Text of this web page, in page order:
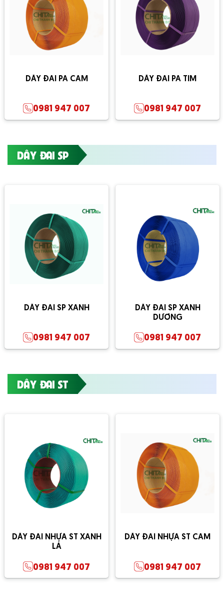
DÂY ĐAI PA CAM
0981 947 007
DÂY ĐAI PA TÍM
0981 947 007
DÂY ĐAI SP
DÂY ĐAI SP XANH
0981 947 007
DÂY ĐAI SP XANH
DƯƠNG
0981 947 007
DÂY ĐAI ST
DÂY ĐAI NHỰA ST XANH
LÁ
0981 947 007
DÂY ĐAI NHỰA ST CAM
0981 947 007